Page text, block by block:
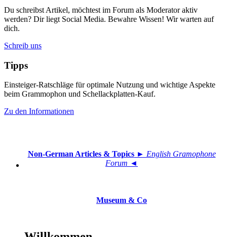
Du schreibst Artikel, möchtest im Forum als Moderator aktiv
werden? Dir liegt Social Media. Bewahre Wissen! Wir warten auf
dich.
Schreib uns
Tipps
Einsteiger-Ratschläge für optimale Nutzung und wichtige Aspekte
beim Grammophon und Schellackplatten-Kauf.
Zu den Informationen
Non-German Articles & Topics► English Gramophone
Forum ◄
Museum & Co